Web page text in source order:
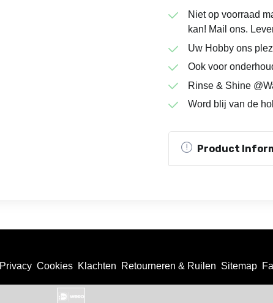
Niet op voorraad
kan! Mail ons.
Uw Hobby ons
Ook voor
Rinse & Shine
Word blij van de
Product
Privacy Cookies Klachten Retourneren & Ruilen Sitemap